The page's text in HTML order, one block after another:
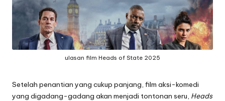
ulasan film Heads of State 2025
Setelah penantian yang cukup panjang, film aksi-komedi
yang digadang-gadang akan menjadi tontonan seru, Heads